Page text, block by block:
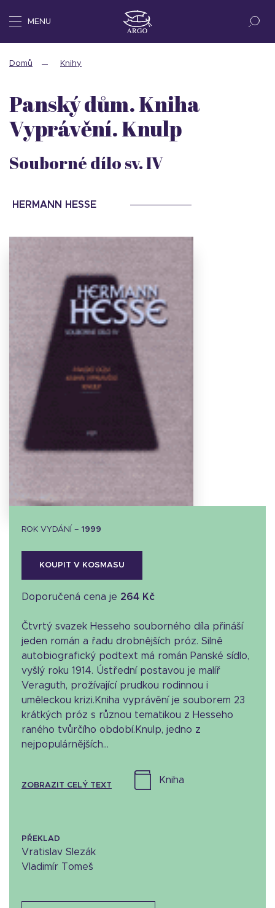
MENU
Domů Knihy
Panský dům. Kniha
Vyprávění. Knulp
Souborné dílo sv. IV
HERMANN HESSE
ROK VYDÁNÍ – 1999
KOUPIT V KOSMASU
Doporučená cena je 264 Kč
Čtvrtý svazek Hesseho souborného díla přináší
jeden román a řadu drobnějších próz. Silně
autobiografický podtext má román Panské sídlo,
vyšlý roku 1914. Ústřední postavou je malíř
Veraguth, prožívající prudkou rodinnou i
uměleckou krizi.Kniha vyprávění je souborem 23
krátkých próz s různou tematikou z Hesseho
raného tvůrčího období.Knulp, jedno z
nejpopulárnějších...
ZOBRAZIT CELÝ TEXT
kniha
PŘEKLAD
Vratislav Slezák
Vladimír Tomeš